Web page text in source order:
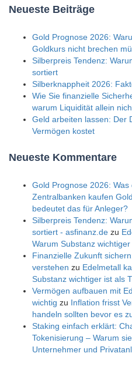
Neueste Beiträge
Gold Prognose 2026:
Goldkurs nicht brechen
Silberpreis Tendenz:
sortiert
Silberknappheit 2026:
Wie Sie finanzielle
warum Liquidität allein
Geld arbeiten lassen: Der
Vermögen kostet
Neueste Kommentare
Gold Prognose 2026:
Zentralbanken kaufen
bedeutet das für Anleger?
Silberpreis Tendenz:
sortiert - asfinanz.de zu
Warum Substanz
Finanzielle Zukunft
verstehen zu Edelmetall
Substanz wichtiger ist als
Vermögen aufbauen mit
wichtig zu Inflation frisst
handeln sollten bevor es
Staking einfach erklärt:
Tokenisierung – Warum
Unternehmer und